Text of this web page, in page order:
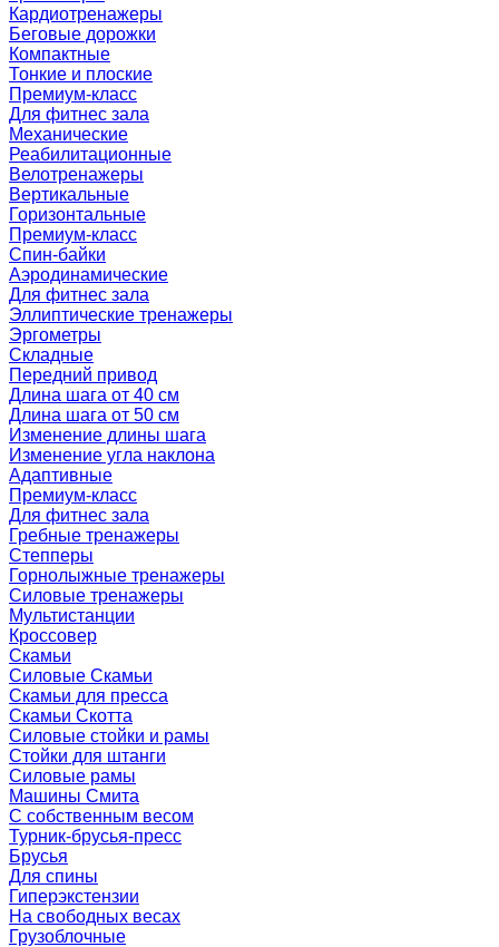
Кардиотренажеры
Беговые дорожки
Компактные
Тонкие и плоские
Премиум-класс
Для фитнес зала
Механические
Реабилитационные
Велотренажеры
Вертикальные
Горизонтальные
Премиум-класс
Спин-байки
Аэродинамические
Для фитнес зала
Эллиптические тренажеры
Эргометры
Складные
Передний привод
Длина шага от 40 см
Длина шага от 50 см
Изменение длины шага
Изменение угла наклона
Адаптивные
Премиум-класс
Для фитнес зала
Гребные тренажеры
Степперы
Горнолыжные тренажеры
Силовые тренажеры
Мультистанции
Кроссовер
Скамьи
Силовые Скамьи
Скамьи для пресса
Скамьи Скотта
Силовые стойки и рамы
Стойки для штанги
Силовые рамы
Машины Смита
C собственным весом
Турник-брусья-пресс
Брусья
Для спины
Гиперэкстензии
На свободных весах
Грузоблочные